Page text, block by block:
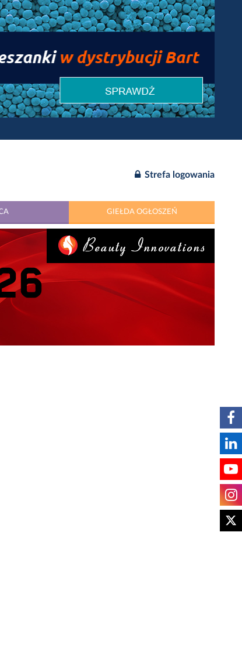
Strefa logowania
GIEŁDA OGŁOSZEŃ